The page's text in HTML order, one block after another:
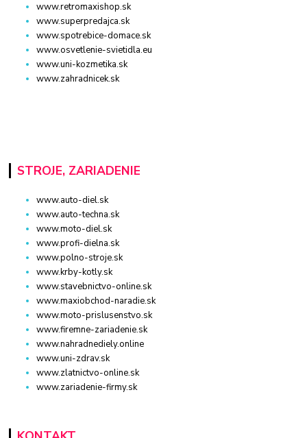
www.retromaxishop.sk
www.superpredajca.sk
www.spotrebice-domace.sk
www.osvetlenie-svietidla.eu
www.uni-kozmetika.sk
www.zahradnicek.sk
STROJE, ZARIADENIE
www.auto-diel.sk
www.auto-techna.sk
www.moto-diel.sk
www.profi-dielna.sk
www.polno-stroje.sk
www.krby-kotly.sk
www.stavebnictvo-online.sk
www.maxiobchod-naradie.sk
www.moto-prislusenstvo.sk
www.firemne-zariadenie.sk
www.nahradnediely.online
www.uni-zdrav.sk
www.zlatnictvo-online.sk
www.zariadenie-firmy.sk